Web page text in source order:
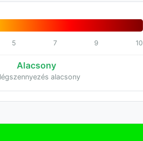
5 7 9 10
Alacsony
alacsony